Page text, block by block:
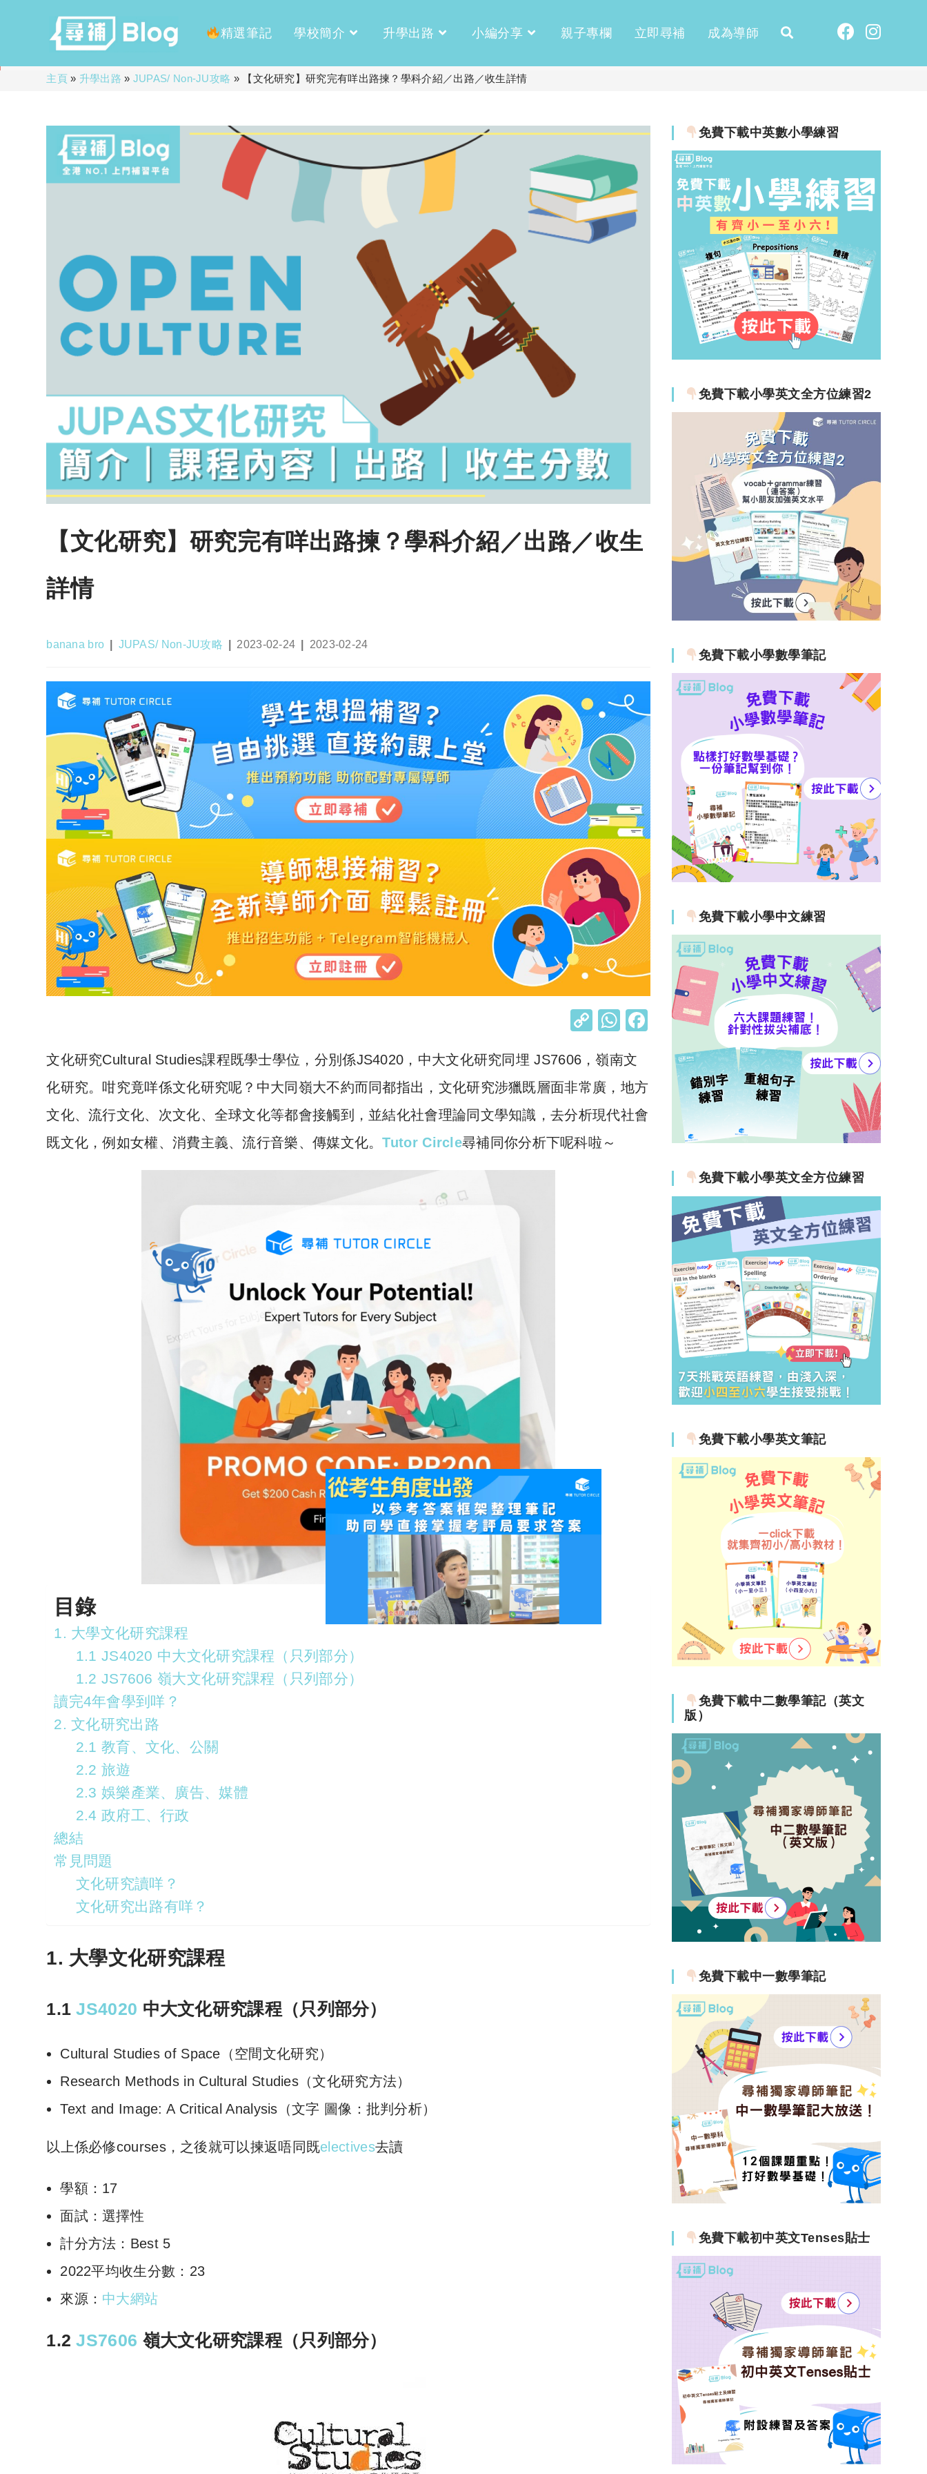
精選筆記 學校簡介 升學出路 小編分享 親子專欄 立即尋補 成為導師
主頁» 升學出路 » JUPAS/ Non-JU攻略 » 【文化研究】研究完有咩出路揀？學科介紹／出路／收生詳情
【文化研究】研究完有咩出路揀？學科介紹／出路／收生
詳情
Post
banana bro
Post
JUPAS/ Non-JU攻略
Post
2023-02-24
Post
2023-02-24
C
p
y
Li
k
W
at
s
A
文化研究Cultural Studies課程既學士學位，分別係JS4020，中大文化研究同埋 JS7606，嶺南文
化研究。咁究竟咩係文化研究呢？中大同嶺大不約而同都指出，文化研究涉獵既層面非常廣，地方
文化、流行文化、次文化、全球文化等都會接觸到，並結化社會理論同文學知識，去分析現代社會
既文化，例如女權、消費主義、流行音樂、傳媒文化。Tutor Circle尋補同你分析下呢科啦～
目錄
1. 大學文化研究課程
1.1 JS4020 中大文化研究課程（只列部分）
1.2 JS7606 嶺大文化研究課程（只列部分）
讀完4年會學到咩？
2. 文化研究出路
2.1 教育、文化、公關
2.2 旅遊
2.3 娛樂產業、廣告、媒體
2.4 政府工、行政
總結
常見問題
文化研究讀咩？
文化研究出路有咩？
1. 大學文化研究課程
1.1JS4020 中大文化研究課程（只列部分）
Cultural Studies of Space（空間文化研究）
Research Methods in Cultural Studies（文化研究方法）
Text and Image: A Critical Analysis（文字 圖像：批判分析）
以上係必修courses，之後就可以揀返唔同既electives去讀
學額：17
面試：選擇性
計分方法：Best 5
2022平均收生分數：23
來源： 中大網站
1.2JS7606 嶺大文化研究課程（只列部分）
免費下載中英數小學練習
免費下載小學英文全方位練習2
免費下載小學數學筆記
免費下載小學中文練習
免費下載小學英文全方位練習
免費下載小學英文筆記
免費下載中二數學筆記（英文
版）
免費下載中一數學筆記
免費下載初中英文Tenses貼士